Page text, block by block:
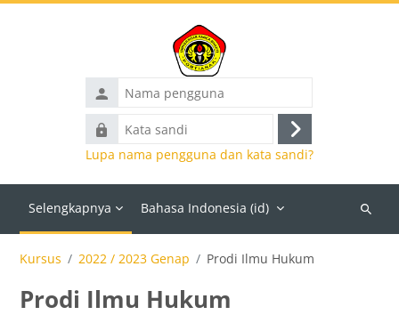
Nama
pengguna
Kata
sandi
Masuk
Lupa nama pengguna dan kata sandi?
Selengkapnya Bahasa Indonesia ‎(id)‎
Cari
Kursus 2022 / 2023 Genap Prodi Ilmu Hukum
Prodi Ilmu Hukum